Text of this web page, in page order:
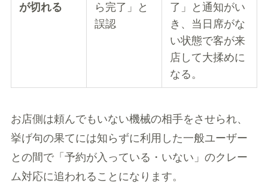
が切れる
ら完了」と
誤認
了」と通知がい
き、当日席がな
い状態で客が来
店して大揉めに
なる。
お店側は頼んでもいない機械の相手をさせられ、
挙げ句の果てには知らずに利用した一般ユーザー
との間で「予約が入っている・いない」のクレー
ム対応に追われることになります。